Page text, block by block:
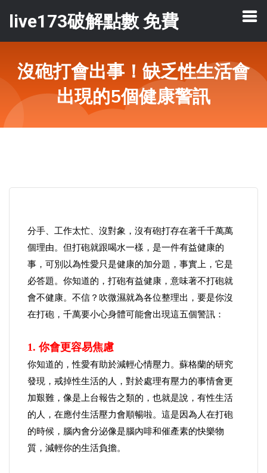
live173破解點數 免費
沒砲打會出事！缺乏性生活會
出現的5個健康警訊
分手、工作太忙、沒對象，沒有砲打存在著千千萬萬
個理由。但打砲就跟喝水一樣，是一件有益健康的
事，可別以為性愛只是健康的加分題，事實上，它是
必答題。你知道的，打砲有益健康，意味著不打砲就
會不健康。不信？吹微濕就為各位整理出，要是你沒
在打砲，千萬要小心身體可能會出現這五個警訊：
1. 你會更容易焦慮
你知道的，性愛有助於減輕心情壓力。蘇格蘭的研究
發現，戒掉性生活的人，對於處理有壓力的事情會更
加艱難，像是上台報告之類的，也就是說，有性生活
的人，在應付生活壓力會順暢啦。這是因為人在打砲
的時候，腦內會分泌像是腦內啡和催產素的快樂物
質，減輕你的生活負擔。